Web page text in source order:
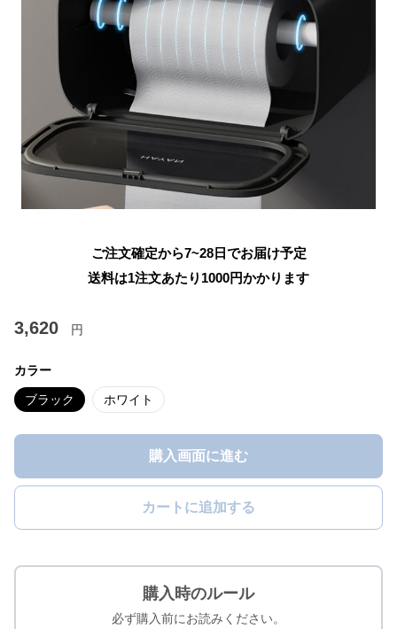
ご注文確定から7~28日でお届け予定
送料は1注文あたり 1000円かかります
3,620 円
カラー
ブラック ホワイト
購入画面に進む
カートに追加する
購入時のルール
必ず購入前にお読みください。